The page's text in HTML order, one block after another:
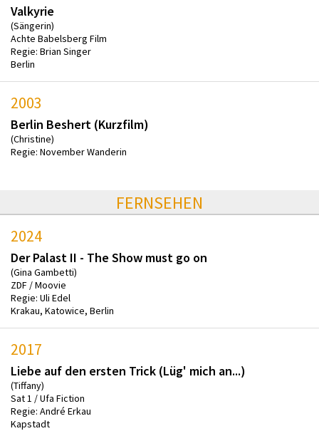
Valkyrie
(Sängerin)
Achte Babelsberg Film
Regie: Brian Singer
Berlin
2003
Berlin Beshert (Kurzfilm)
(Christine)
Regie: November Wanderin
FERNSEHEN
2024
Der Palast II - The Show must go on
(Gina Gambetti)
ZDF / Moovie
Regie: Uli Edel
Krakau, Katowice, Berlin
2017
Liebe auf den ersten Trick (Lüg' mich an...)
(Tiffany)
Sat 1 / Ufa Fiction
Regie: André Erkau
Kapstadt